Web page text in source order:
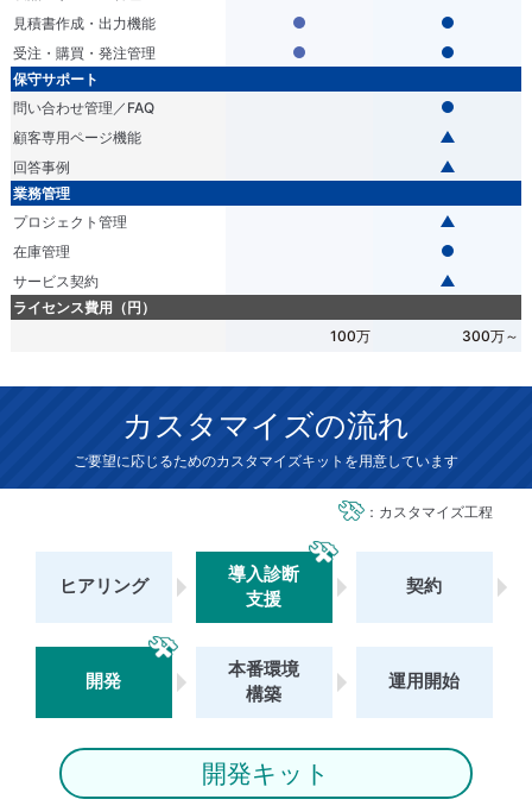
見積書作成・出力機能
受注・購買・発注管理
保守サポート
問い合わせ管理／FAQ
顧客専用ページ機能
回答事例
業務管理
プロジェクト管理
在庫管理
サービス契約
ライセンス費用（円）
100万
300万～
カスタマイズの流れ
ご要望に応じるためのカスタマイズキットを用意しています
：カスタマイズ工程
ヒアリング
導入診断
支援
契約
開発
本番環境
構築
運用開始
開発キット